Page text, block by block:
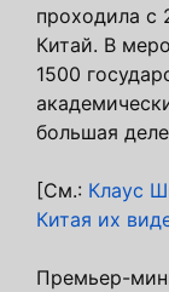
проходила с
Китай. В
1500
большая
[См.: Клаус
Китая их
Премьер-